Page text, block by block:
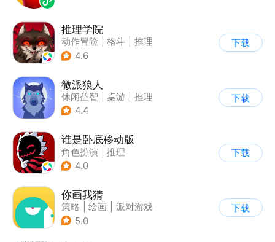
推理学院
动作冒险 格斗
推理
| 狼人杀
4.6
下载
微派狼人
休闲益智 桌游
推理
| 派对游戏
4.4
下载
谁是卧底移动版
角色扮演
推理
| 谁是卧底
4.0
下载
你画我猜
策略 绘画
派对游戏
| 卡通
5.0
下载